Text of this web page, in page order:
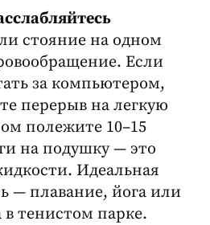
стояние на одном
Если
за компьютером,
перерыв на легкую
полежите 10–15
на подушку — это
Идеальная
— плавание, йога или
тенистом парке.